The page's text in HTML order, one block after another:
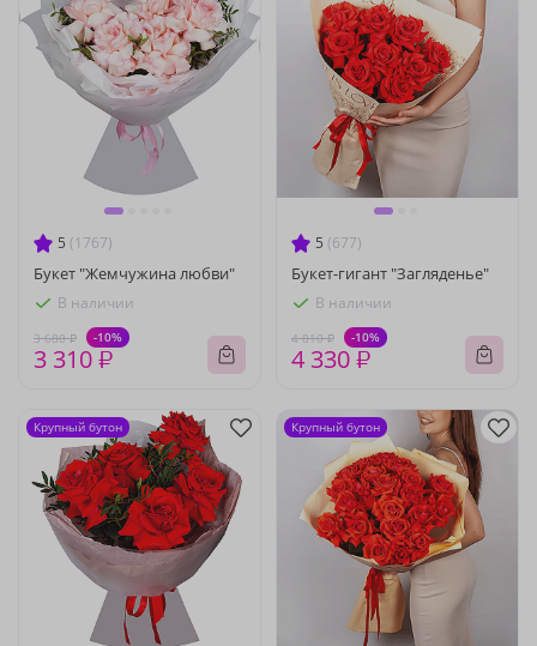
5 (1767)
Букет "Жемчужина любви"
В наличии
3 680 ₽ -10%
3 310 ₽
5 (677)
Букет-гигант "Загляденье"
В наличии
4 810 ₽ -10%
4 330 ₽
Крупный бутон Крупный бутон